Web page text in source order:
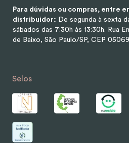
Para dúvidas ou compras, entre
distribuidor: De segunda à sexta
sábados das 7:30h às 13:30h. Rua
de Baixo, São Paulo/SP, CEP
Selos